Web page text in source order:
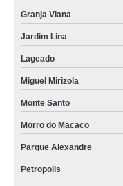
Granja Viana
Jardim Lina
Lageado
Miguel Mirizola
Monte Santo
Morro do Macaco
Parque Alexandre
Petropolis